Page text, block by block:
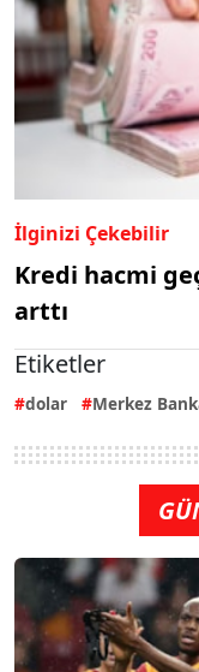
İlginizi Çekebilir
Kredi hacmi
arttı
Etiketler
dolar Merkez